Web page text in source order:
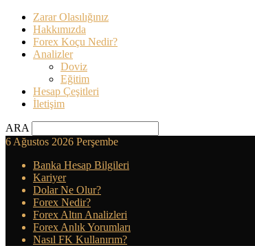
Zarar Olasılığınız
Hakkımızda
Forex Koçu Nedir?
Analizler
Doviz
Eğitim
Hesap Çeşitleri
İletişim
ARA
6 Ağustos 2026 Perşembe
Banka Hesap Bilgileri
Kariyer
Dolar Ne Olur?
Forex Nedir?
Forex Altın Analizleri
Forex Anlık Yorumları
Nasıl FK Kullanırım?